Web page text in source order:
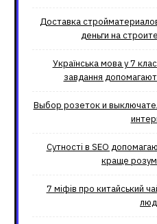
Доставка
деньги на
Українська мова у 7
завдання
Выбор розеток и
Сутності в SEO
краще
7 міфів про китайський